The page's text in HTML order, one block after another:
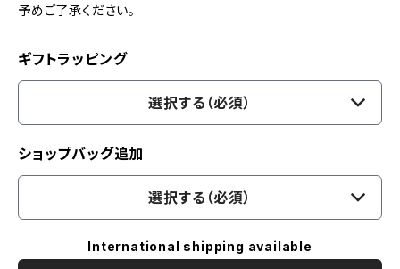
予めご了承ください。
ギフトラッピング
選択する（必須）
ショップバッグ追加
選択する（必須）
International shipping available